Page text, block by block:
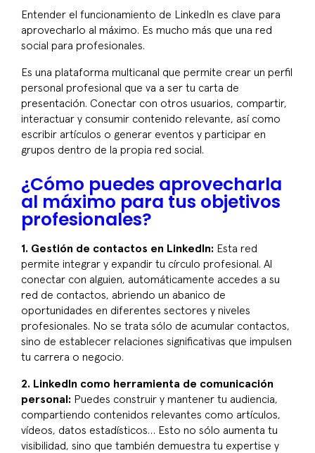
Entender el funcionamiento de LinkedIn es clave para
aprovecharlo al máximo. Es mucho más que una red
social para profesionales.
Es una plataforma multicanal que permite crear un perfil
personal profesional que va a ser tu carta de
presentación. Conectar con otros usuarios, compartir,
interactuar y consumir contenido relevante, así como
escribir artículos o generar eventos y participar en
grupos dentro de la propia red social.
¿Cómo puedes aprovecharla
al máximo para tus objetivos
profesionales?
1. Gestión de contactos en LinkedIn: Esta red
permite integrar y expandir tu círculo profesional. Al
conectar con alguien, automáticamente accedes a su
red de contactos, abriendo un abanico de
oportunidades en diferentes sectores y niveles
profesionales. No se trata sólo de acumular contactos,
sino de establecer relaciones significativas que impulsen
tu carrera o negocio.
2. LinkedIn como herramienta de comunicación
personal: Puedes construir y mantener tu audiencia,
compartiendo contenidos relevantes como artículos,
vídeos, datos estadísticos… Esto no sólo aumenta tu
visibilidad, sino que también demuestra tu expertise y